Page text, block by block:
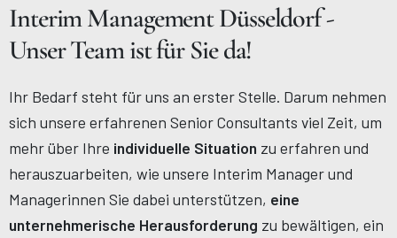
Interim Management Düsseldorf -
Unser Team ist für Sie da!
Ihr Bedarf steht für uns an erster Stelle. Darum nehmen
sich unsere erfahrenen Senior Consultants viel Zeit, um
mehr über Ihre individuelle Situation zu erfahren und
herauszuarbeiten, wie unsere Interim Manager und
Managerinnen Sie dabei unterstützen, eine
unternehmerische Herausforderung zu bewältigen, ein